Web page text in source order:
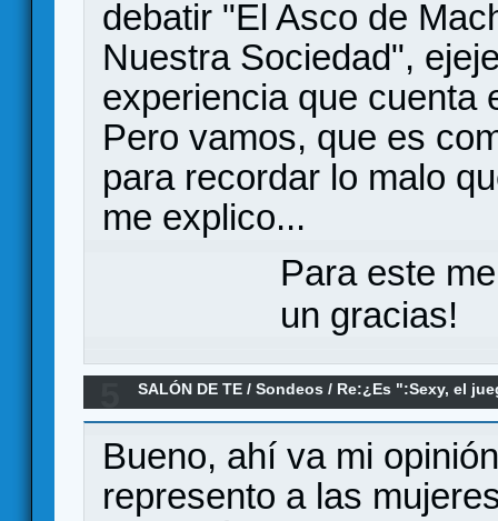
debatir "El Asco de
Nuestra Sociedad",
experiencia que cuenta
Pero vamos, que es
para recordar lo malo
me explico...
Para este
un gracias!
SALÓN DE TE /Sondeos / Re:¿Es ":Sexy, el
Bueno, ahí va mi
represento a las